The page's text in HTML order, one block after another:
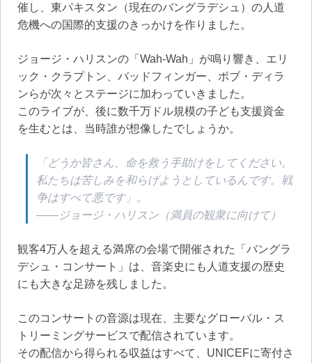
催し、東パキスタン（現在のバングラデシュ）の人道
危機への国際的支援のきっかけを作りました。
ジョージ・ハリスンの「Wah-Wah」が鳴り響き、エリ
ック・クラプトン、バッドフィンガー、ボブ・ディラ
ンらが次々とステージに加わっていきました。
このライブが、後に数千万ドル規模の子ども支援資金
を生むとは、当時誰が想像したでしょうか。
「どうか皆さん、命を救う手助けをしてください。
私たちは苦しみを和らげようとしているんです。戦
争はすべて悪です」。
——ジョージ・ハリスン（満員の観衆に向けて）
観客4万人を超える満席の会場で開催された「バングラ
デシュ・コンサート」は、音楽史にも人道支援の歴史
にも大きな足跡を残しました。
このコンサートの音源は現在、主要なグローバル・ス
トリーミングサービスで配信されています。
その配信から得られる収益はすべて、UNICEFに寄付さ